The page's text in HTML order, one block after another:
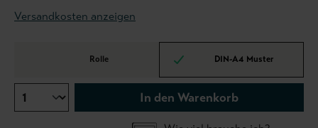
Versandkosten anzeigen
Rolle DIN-A4 Muster
In den Warenkorb